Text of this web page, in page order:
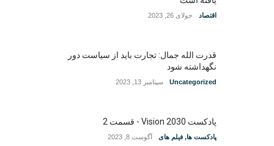
اقتصاد جولای 26, 2023
قدرت الله جمال: تجارت باید از سیاست دور
نگهداشته شود
Uncategorized سپتامبر 13, 2023
پادکست Vision 2030 - قسمت 2
پادکست ها, فیلم های آگوست 8, 2023